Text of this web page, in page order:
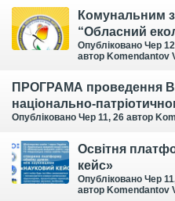
Комунальним
“Обласний
учнівської
виїзний захід
Опубліковано Чер
автор Komendantov
ПРОГРАМА проведення
національно-
поколінь»
Опубліковано Чер 11, 26 автор
Освітня
кейс»
Опубліковано Чер
автор Komendantov